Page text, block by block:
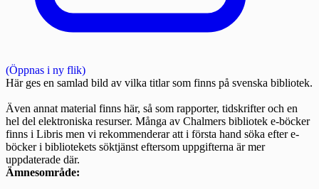
(Öppnas i ny flik)
Här ges en samlad bild av vilka titlar som finns på svenska bibliotek.
Även annat material finns här, så som rapporter, tidskrifter och en
hel del elektroniska resurser. Många av Chalmers bibliotek e-böcker
finns i Libris men vi rekommenderar att i första hand söka efter e-
böcker i bibliotekets söktjänst eftersom uppgifterna är mer
uppdaterade där.
Ämnesområde: